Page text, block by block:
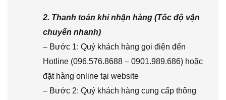
2. Thanh toán khi nhận hàng (Tốc độ vận
chuyển nhanh)
– Bước 1: Quý khách hàng gọi điện đến
Hotline (096.576.8688 – 0901.989.686) hoặc
đặt hàng online tại website
– Bước 2: Quý khách hàng cung cấp thông